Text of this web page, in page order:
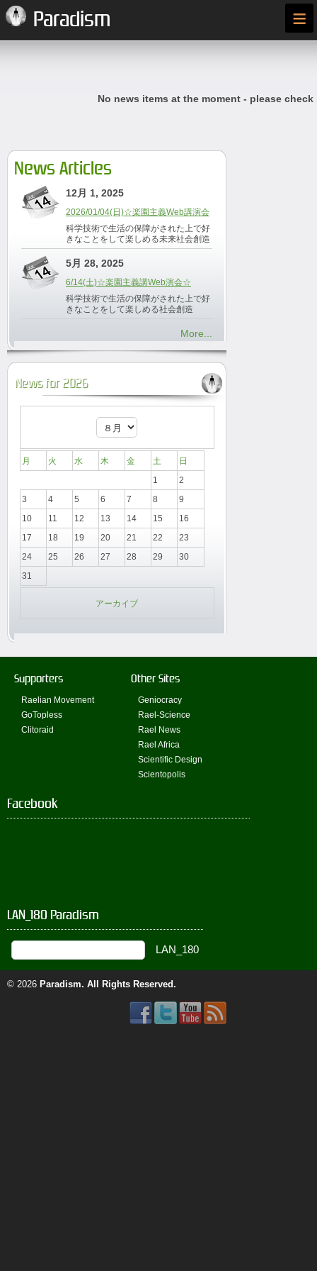
Paradism ≡
No news items at the moment - please
News Articles
12月 1, 2025
2026/01/04(日)☆楽園主義Web講演会
科学技術で生活の保障がされた上で好
きなことをして楽しめる未来社会創造
5月 28, 2025
6/14(土)☆楽園主義講Web演会☆
科学技術で生活の保障がされた上で好
きなことをして楽しめる社会創造
More...
News for 2026
月 火 水 木 金 土
日
1
2
3
4 5 6 7 8
9
10
11 12 13 14 15
16
17
18 19 20 21 22
23
24
25 26 27 28 29
30
31
アーカイブ
Supporters
Raelian Movement
GoTopless
Clitoraid
Other Sites
Geniocracy
Rael-Science
Rael News
Rael Africa
Scientific Design
Scientopolis
Facebook
LAN_180 Paradism
© 2026 Paradism. All Rights Reserved.